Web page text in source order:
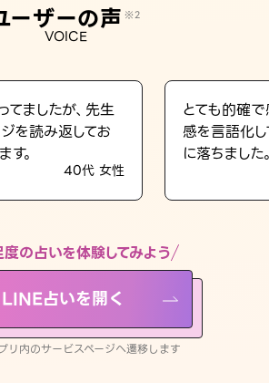
く
へ遷移します
ーザーの声 ※2
VOICE
てましたが、先生
を読み返してお
す。
40代 女性
とても的確
感を言語化
に落ちました
の占いを体験してみよう
LINE占いを開く
内のサービスページへ遷移します